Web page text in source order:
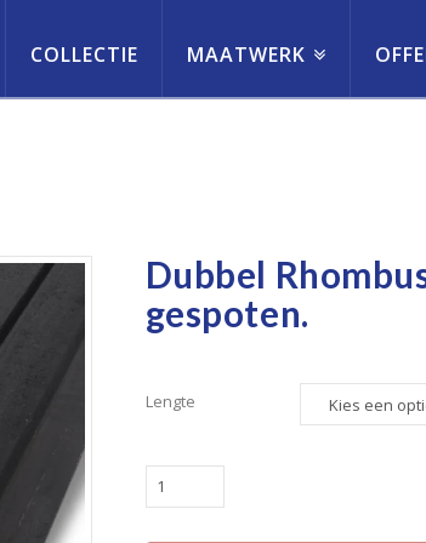
COLLECTIE MAATWERK
Dubbel
gespoten.
Lengte
Dubbel
Rhombus